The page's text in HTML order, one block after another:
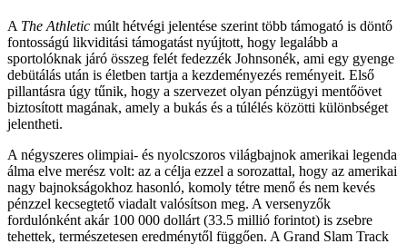
A The Athletic múlt hétvégi jelentése szerint több támogató is döntő
fontosságú likviditási támogatást nyújtott, hogy legalább a
sportolóknak járó összeg felét fedezzék Johnsonék, ami egy gyenge
debütálás után is életben tartja a kezdeményezés reményeit. Első
pillantásra úgy tűnik, hogy a szervezet olyan pénzügyi mentőövet
biztosított magának, amely a bukás és a túlélés közötti különbséget
jelentheti.
A négyszeres olimpiai- és nyolcszoros világbajnok amerikai legenda
álma elve merész volt: az a célja ezzel a sorozattal, hogy az amerikai
nagy bajnokságokhoz hasonló, komoly tétre menő és nem kevés
pénzzel kecsegtető viadalt valósítson meg. A versenyzők
fordulónként akár 100 000 dollárt (33.5 millió forintot) is zsebre
tehettek, természetesen eredménytől függően. A Grand Slam Track